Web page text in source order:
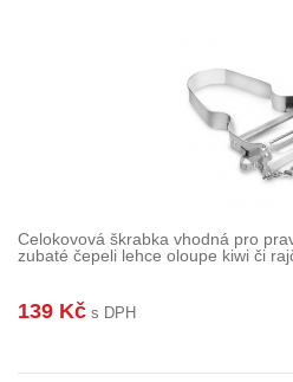
Celokovová škrabka vhodná pro
zubaté čepeli lehce oloupe kiwi či
139 Kč s DPH